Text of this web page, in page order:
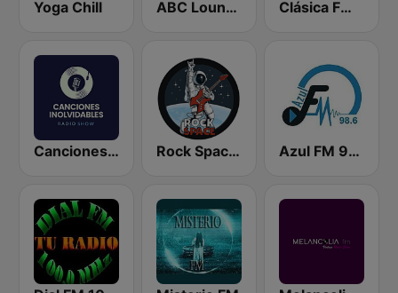
Yoga Chill ABC Lounge Jazz Clásica FM Radio
Canciones Inolvidables Rock Space Radio Azul FM 98.6 Región de Murcia